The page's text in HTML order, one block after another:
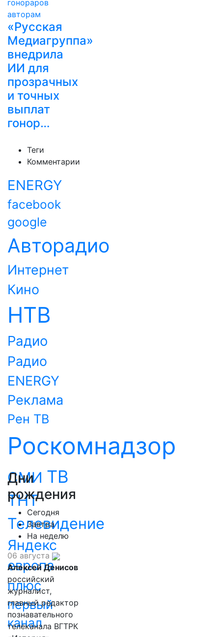
«Русская
Медиагруппа»
внедрила
ИИ для
прозрачных
и точных
выплат
гонор…
Теги
Комментарии
ENERGY
facebook
google
Авторадио
Интернет
Кино
НТВ
Радио
Радио
ENERGY
Реклама
Рен ТВ
Роскомнадзор
СМИ ТВ
ТНТ
Телевидение
Яндекс
европа
плюс
первый
канал
Дни
рождения
Сегодня
Завтра
На неделю
06 августа
Алексей Денисов
российский
журналист,
главный редактор
познавательного
телеканала ВГТРК